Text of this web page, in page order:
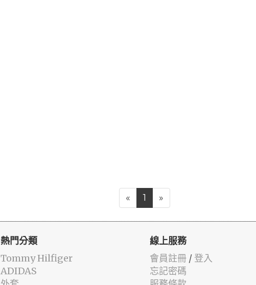
« 1 »
熱門分類
Tommy Hilfiger
ADIDAS
線上服務
會員註冊 / 登入
忘記密碼